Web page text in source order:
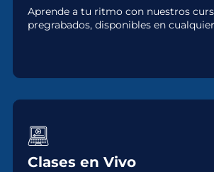
Aprende a tu ritmo con nuestros
pregrabados, disponibles en
Clases en Vivo